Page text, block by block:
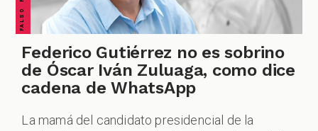
Federico Gutiérrez no es sobrino
de Óscar Iván Zuluaga, como dice
cadena de WhatsApp
La mamá del candidato presidencial de la